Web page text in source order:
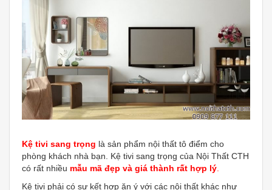
Kệ tivi sang trọng là sản phẩm nội thất tô điểm cho
phòng khách nhà bạn. Kệ tivi sang trọng của Nội Thất CTH
có rất nhiều mẫu mã đẹp và giá thành rất hợp lý.
Kệ tivi phải có sự kết hợp ăn ý với các nội thất khác như